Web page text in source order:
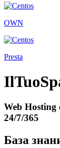
OWN
Presta
Web Hosting
24/7/365
База